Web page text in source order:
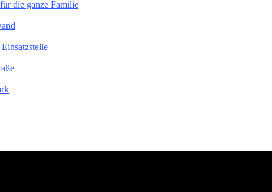
die ganze Familie